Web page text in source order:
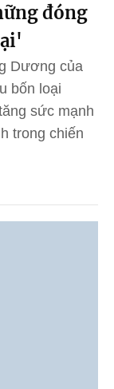
đóng
Dương của
bốn loại
sức mạnh
trong chiến